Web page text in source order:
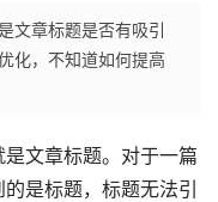
文章标题是否有吸引
化，不知道如何提高
文章标题。对于一篇
是标题，标题无法引